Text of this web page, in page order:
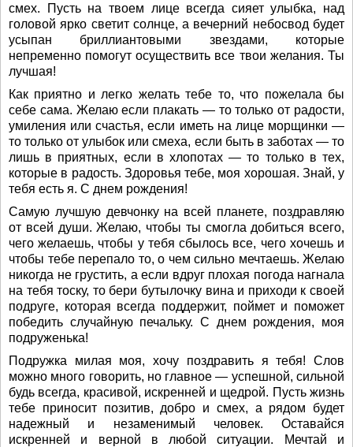
смех. Пусть на твоем лице всегда сияет улыбка, над
головой ярко светит солнце, а вечерний небосвод будет
усыпан бриллиантовыми звездами, которые
непременно помогут осуществить все твои желания. Ты
лучшая!
Как приятно и легко желать тебе то, что пожелала бы
себе сама. Желаю если плакать — то только от радости,
умиления или счастья, если иметь на лице морщинки —
то только от улыбок или смеха, если быть в заботах — то
лишь в приятных, если в хлопотах — то только в тех,
которые в радость. Здоровья тебе, моя хорошая. Знай, у
тебя есть я. С днем рождения!
Самую лучшую девчонку на всей планете, поздравляю
от всей души. Желаю, чтобы ты смогла добиться всего,
чего желаешь, чтобы у тебя сбылось все, чего хочешь и
чтобы тебе перепало то, о чем сильно мечтаешь. Желаю
никогда не грустить, а если вдруг плохая погода нагнала
на тебя тоску, то бери бутылочку вина и приходи к своей
подруге, которая всегда поддержит, поймет и поможет
победить случайную печальку. С днем рождения, моя
подруженька!
Подружка милая моя, хочу поздравить я тебя! Слов
можно много говорить, но главное — успешной, сильной
будь всегда, красивой, искренней и щедрой. Пусть жизнь
тебе приносит позитив, добро и смех, а рядом будет
надежный и незаменимый человек. Оставайся
искренней и верной в любой ситуации. Мечтай и